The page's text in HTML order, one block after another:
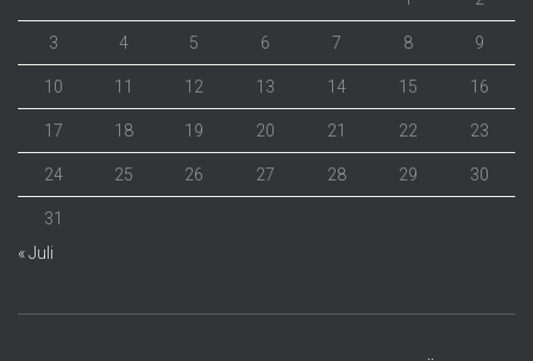
3 4 5 6 7 8 9
10 11 12 13 14 15 16
17 18 19 20 21 22 23
24 25 26 27 28 29 30
31
« Juli